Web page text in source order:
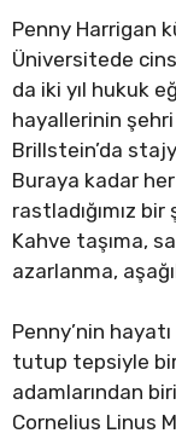
Penny Harrigan
Üniversitede
da iki yıl hukuk
hayallerinin
Brillstein’da
Buraya kadar
rastladığımız
Kahve taşıma,
azarlanma,
Penny’nin
tutup tepsiyle
adamlarından
Cornelius Linus